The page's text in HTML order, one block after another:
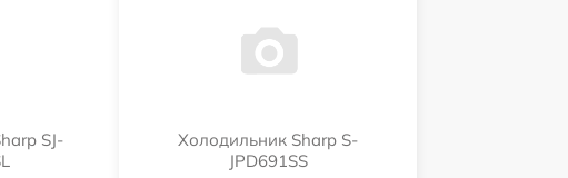
SJ-
Холодильник Sharp S-
JPD691SS